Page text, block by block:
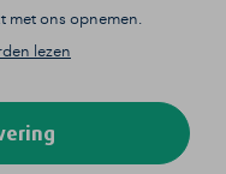
met ons opnemen.
lezen